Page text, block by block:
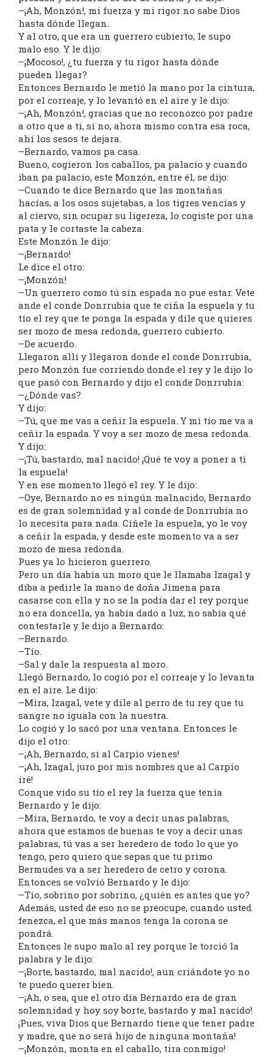
–¡Ah, Monzón!, mi fuerza y mi rigor no sabe Dios
hasta dónde llegan.
Y al otro, que era un guerrero cubierto, le supo
malo eso. Y le dijo:
–¡Mocoso!, ¿tu fuerza y tu rigor hasta dónde
pueden llegar?
Entonces Bernardo le metió la mano por la cintura,
por el correaje, y lo levantó en el aire y le dijo:
–¡Ah, Monzón!, gracias que no reconozco por padre
a otro que a ti, si no, ahora mismo contra esa roca,
ahí los sesos te dejara.
–Bernardo, vamos pa casa.
Bueno, cogieron los caballos, pa palacio y cuando
iban pa palacio, este Monzón, entre él, se dijo:
–Cuando te dice Bernardo que las montañas
hacías, a los osos sujetabas, a los tigres vencías y
al ciervo, sin ocupar su ligereza, lo cogiste por una
pata y le cortaste la cabeza.
Este Monzón le dijo:
–¡Bernardo!
Le dice el otro:
–¡Monzón!
–Un guerrero como tú sin espada no pue estar. Vete
ande el conde Donrrubia que te ciña la espuela y tu
tío el rey que te ponga la espada y dile que quieres
ser mozo de mesa redonda, guerrero cubierto.
–De acuerdo.
Llegaron allí y llegaron donde el conde Donrrubia,
pero Monzón fue corriendo donde el rey y le dijo lo
que pasó con Bernardo y dijo el conde Donrrubia:
–¿Dónde vas?
Y dijo:
–Tú, que me vas a ceñir la espuela. Y mi tío me va a
ceñir la espada. Y voy a ser mozo de mesa redonda.
Y dijo:
–¡Tú, bastardo, mal nacido! ¡Qué te voy a poner a ti
la espuela!
Y en ese momento llegó el rey. Y le dijo:
–Oye, Bernardo no es ningún malnacido, Bernardo
es de gran solemnidad y al conde de Donrrubia no
lo necesita para nada. Cíñele la espuela, yo le voy
a ceñir la espada, y desde este momento va a ser
mozo de mesa redonda.
Pues ya lo hicieron guerrero.
Pero un día había un moro que le llamaba Izagal y
diba a pedirle la mano de doña Jimena para
casarse con ella y no se la podía dar el rey porque
no era doncella, ya había dado a luz, no sabía qué
contestarle y le dijo a Bernardo:
–Bernardo.
–Tío.
–Sal y dale la respuesta al moro.
Llegó Bernardo, lo cogió por el correaje y lo levanta
en el aire. Le dijo:
–Mira, Izagal, vete y dile al perro de tu rey que tu
sangre no iguala con la nuestra.
Lo cogió y lo sacó por una ventana. Entonces le
dijo el otro:
–¡Ah, Bernardo, si al Carpio vienes!
–¡Ah, Izagal, juro por mis nombres que al Carpio
iré!
Conque vido su tío el rey la fuerza que tenía
Bernardo y le dijo:
–Mira, Bernardo, te voy a decir unas palabras,
ahora que estamos de buenas te voy a decir unas
palabras, tú vas a ser heredero de todo lo que yo
tengo, pero quiero que sepas que tu primo
Bermudes va a ser heredero de cetro y corona.
Entonces se volvió Bernardo y le dijo:
–Tío, sobrino por sobrino, ¿quién es antes que yo?
Además, usted de eso no se preocupe, cuando usted
fenezca, el que más manos tenga la corona se
pondrá.
Entonces le supo malo al rey porque le torció la
palabra y le dijo:
–¡Borte, bastardo, mal nacido!, aun criándote yo no
te puedo querer bien.
–¡Ah, o sea, que el otro día Bernardo era de gran
solemnidad y hoy soy borte, bastardo y mal nacido!
¡Pues, viva Dios que Bernardo tiene que tener padre
y madre, que no será hijo de ninguna montaña!
–¡Monzón, monta en el caballo, tira conmigo!